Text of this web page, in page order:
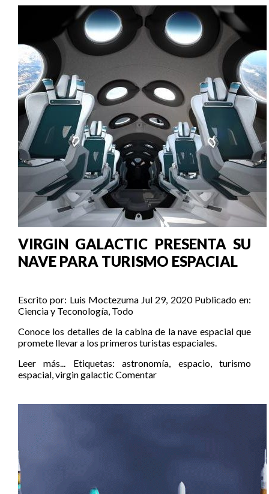
VIRGIN GALACTIC PRESENTA SU
NAVE PARA TURISMO ESPACIAL
Escrito por: Luis Moctezuma Jul 29, 2020 Publicado en:
Ciencia y Teconología, Todo
Conoce los detalles de la cabina de la nave espacial que
promete llevar a los primeros turistas espaciales.
Leer más...
Etiquetas:astronomía, espacio,turismo
espacial,virgin galactic Comentar